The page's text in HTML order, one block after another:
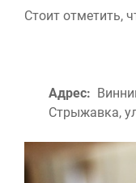
Стоит отметить,
Адрес:
Стрыжавка,